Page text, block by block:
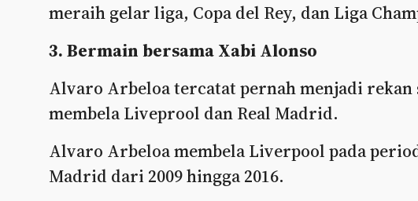
meraih gelar liga, Copa del Rey, dan Liga
3. Bermain bersama Xabi Alonso
Alvaro Arbeloa tercatat pernah menjadi
membela Liveprool dan Real Madrid.
Alvaro Arbeloa membela Liverpool pada
Madrid dari 2009 hingga 2016.